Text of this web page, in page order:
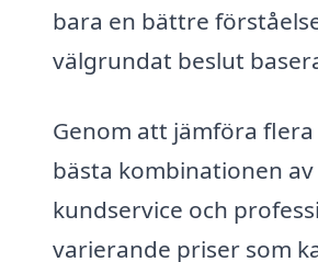
bara en bättre
välgrundat beslut
Genom att jämföra
bästa kombinationen
kundservice och
varierande priser som